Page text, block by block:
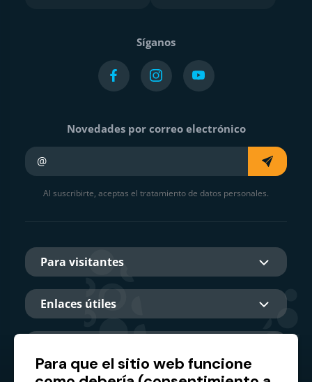
Síganos
Novedades por correo electrónico
Al suscribirte, aceptas el tratamiento de datos personales.
Para visitantes
Enlaces útiles
Para que el sitio web funcione